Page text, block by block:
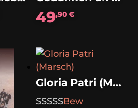
49,90 €
Gloria Patri (Marsch)
Bew